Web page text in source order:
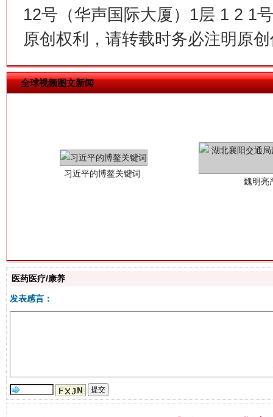
12号（华声国际大厦）1层 1 2 1
原创权利，请转载时务必注明原
全球视频图文新闻
生
医药医疗/康养
发表感言：